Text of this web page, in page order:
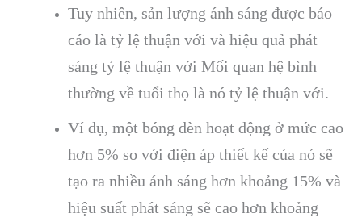
Tuy nhiên, sản lượng ánh sáng được báo
cáo là tỷ lệ thuận với và hiệu quả phát
sáng tỷ lệ thuận với Mối quan hệ bình
thường về tuổi thọ là nó tỷ lệ thuận với.
Ví dụ, một bóng đèn hoạt động ở mức cao
hơn 5% so với điện áp thiết kế của nó sẽ
tạo ra nhiều ánh sáng hơn khoảng 15% và
hiệu suất phát sáng sẽ cao hơn khoảng